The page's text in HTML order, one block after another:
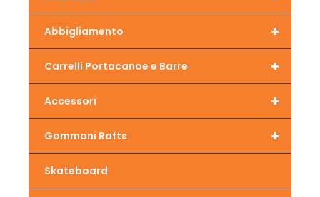
+
Abbigliamento
+
Carrelli Portacanoe e Barre
+
Accessori
+
Gommoni Rafts
Skateboard